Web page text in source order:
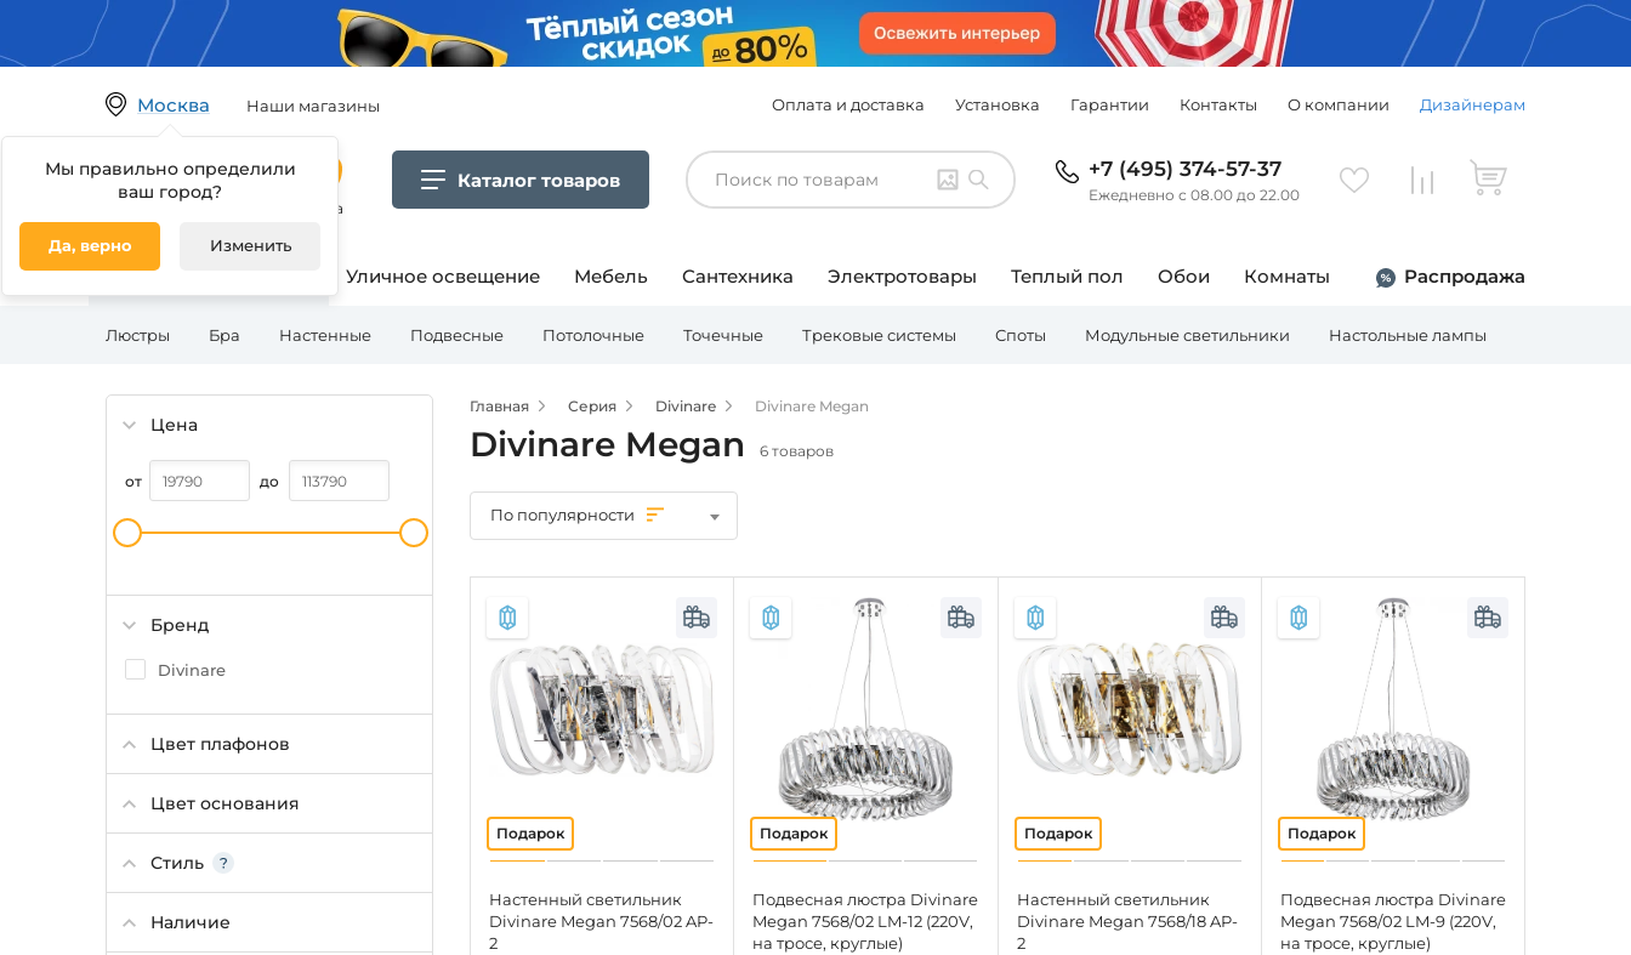
Москва
Мы правильно определили
ваш город?
Да, верно Изменить
Наши магазины Оплата и доставка Установка Гарантии Контакты О компании Дизайнерам
Гипермаркет товаров для дома
Каталог товаров +7 (495) 374-57-37
Ежедневно с 08.00 до 22.00
Освещение для дома Уличное освещение Мебель Сантехника Электротовары Теплый пол Обои Комнаты Распродажа
Люстры Бра Настенные Подвесные Потолочные Точечные Трековые системы Споты Модульные светильники Настольные лампы
Цена
от до
Бренд
Divinare
Цвет плафонов
Цвет основания
Стиль
Наличие
Главная Серия Divinare Divinare Megan
Divinare Megan 6 товаров
По популярности
Настенный светильник
Divinare Megan 7568/02 AP-
2
Подвесная люстра Divinare
Megan 7568/02 LM-12 (220V,
на тросе, круглые)
Настенный светильник
Divinare Megan 7568/18 AP-
2
Подвесная люстра Divinare
Megan 7568/02 LM-9 (220V,
на тросе, круглые)